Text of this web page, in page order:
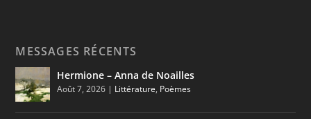
MESSAGES RÉCENTS
Hermione – Anna de Noailles
Août 7, 2026 | Littérature, Poèmes